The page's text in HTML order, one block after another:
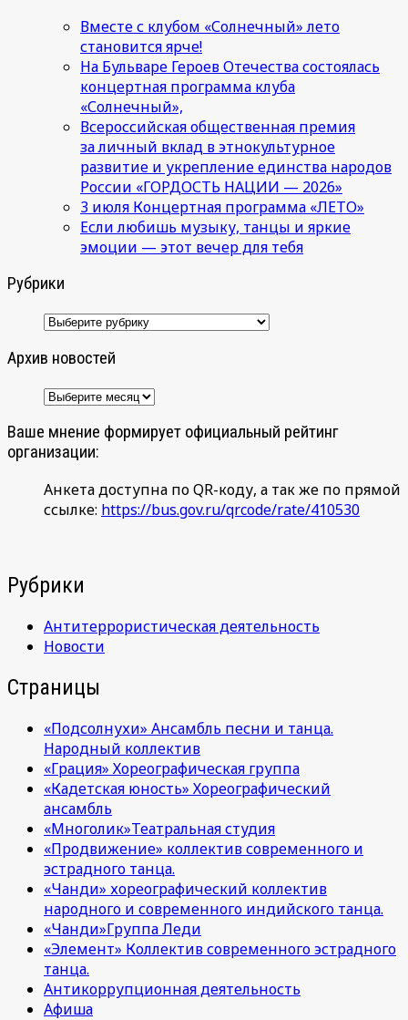
Вместе с клубом «Солнечный» лето
становится ярче!
На Бульваре Героев Отечества состоялась
концертная программа клуба
«Солнечный»,
Всероссийская общественная премия
за личный вклад в этнокультурное
развитие и укрепление единства народов
России «ГОРДОСТЬ НАЦИИ — 2026»
3 июля Концертная программа «ЛЕТО»
Если любишь музыку, танцы и яркие
эмоции — этот вечер для тебя
Рубрики
Рубрики
Архив новостей
Архив
Ваше мнение формирует официальный рейтинг
организации:
Анкета доступна по QR-коду, а так же по прямой
ссылке: https://bus.gov.ru/qrcode/rate/410530
Рубрики
Антитеррористическая деятельность
Новости
Страницы
«Подсолнухи» Ансамбль песни и танца.
Народный коллектив
«Грация» Хореографическая группа
«Кадетская юность» Хореографический
ансамбль
«Многолик»Театральная студия
«Продвижение» коллектив современного и
эстрадного танца.
«Чанди» хореографический коллектив
народного и современного индийского танца.
«Чанди»Группа Леди
«Элемент» Коллектив современного эстрадного
танца.
Антикоррупционная деятельность
Афиша